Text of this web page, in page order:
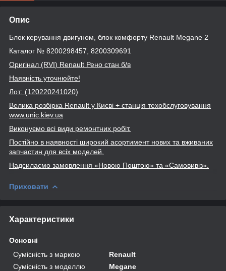
Опис
Блок керування двигуном, блок комфорту Renault Megane 2
Каталог № 8200298457, 8200309691
Оригінал (RVI) Renault Рено стан б/в
Наявність уточнюйте!
Лот: (120220241020)
Велика розбірка Renault у Києві + станція техобслуговування
www.unic .kiev.ua
Виконуємо всі види ремонтних робіт.
Постійно в наявності широкий асортимент нових та вживаних
запчастин для всіх моделей.
Надсилаємо замовлення «Новою Поштою» та «Самовивіз».
Приховати
Характеристики
Основні
Сумісність з маркою
Renault
Сумісність з моделлю
Megane